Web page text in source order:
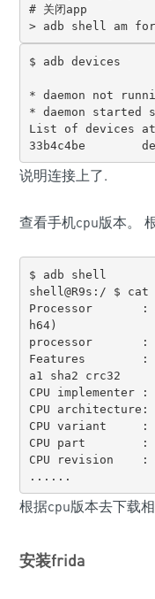
# 关闭app
> adb shell am
$ adb devices
* daemon not
* daemon started
List of devices
33b4c4be
说明连接上了.
查看手机cpu版本。
$ adb shell
shell@R9s:/ $
Processor       :
h64)
processor       :
Features        :
a1 sha2 crc32
CPU implementer :
CPU architecture:
CPU variant     :
CPU part        :
CPU revision    :
......
根据cpu版本去下载
安装frida